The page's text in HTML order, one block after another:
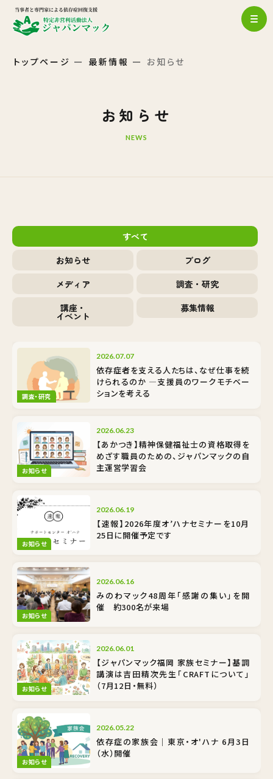
トップページ 最新情報 お知らせ
お知らせ
NEWS
すべて
お知らせ
ブログ
メディア
調査・研究
講座・
イベント
募集情報
調査・研究
2026.07.07
依存症者を支える人たちは、なぜ仕事を続
けられるのか ―支援員のワークモチベー
ションを考える
お知らせ
2026.06.23
【あかつき】精神保健福祉士の資格取得を
めざす職員のための、ジャパンマックの自
主運営学習会
お知らせ
2026.06.19
【速報】2026年度オ’ハナセミナーを10月
25日に開催予定です
お知らせ
2026.06.16
みのわマック48周年「感謝の集い」を開
催 約300名が来場
お知らせ
2026.06.01
【ジャパンマック福岡 家族セミナー】基調
講演は吉田精次先生「CRAFTについて」
（7月12日・無料）
お知らせ
2026.05.22
依存症の家族会｜東京・オ'ハナ 6月3日
（水）開催